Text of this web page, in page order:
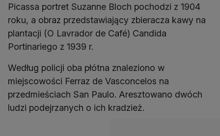
Picassa portret Suzanne Bloch pochodzi z 1904
roku, a obraz przedstawiający zbieracza kawy na
plantacji (O Lavrador de Café) Candida
Portinariego z 1939 r.
Według policji oba płótna znaleziono w
miejscowości Ferraz de Vasconcelos na
przedmieściach San Paulo. Aresztowano dwóch
ludzi podejrzanych o ich kradzież.